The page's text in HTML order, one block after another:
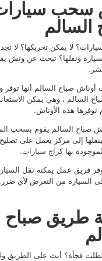
سحب
السالم
لا يمكن تحريكها؟ لا
ونقلها؟ تبحث عن ونش
أوناش صباح السالم أنها
السالم ، وهي يمكن
توفرها هذه الأوناش.
صباح السالم يقوم بسحب
إلى مركز يعمل على
بهاكراج سيارات
فريق عمل يمكنه نقل
السيارة من التعرض لأي ضرر.
طريق صباح
فجأة؟ أنت على الطريق